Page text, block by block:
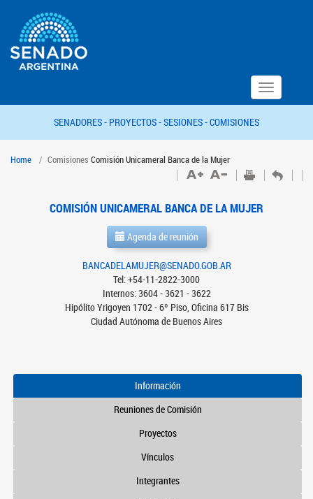
Toggle
navigation
SENADORES - PROYECTOS -SESIONES -COMISIONES
Home Comisiones Comisión Unicameral Banca de la Mujer
COMISIÓN UNICAMERAL BANCA DE LA MUJER
Agenda de reunión
BANCADELAMUJER@SENADO.GOB.AR
Tel: +54-11-2822-3000
Internos: 3604 - 3621 - 3622
Hipólito Yrigoyen 1702 - 6º Piso, Oficina 617 Bis
Ciudad Autónoma de Buenos Aires
Información
Reuniones de Comisión
Proyectos
Vínculos
Integrantes